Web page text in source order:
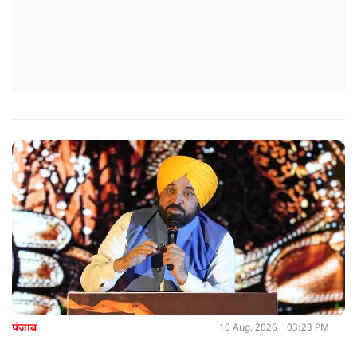
पंजाब 10 Aug, 2026 03:23 PM